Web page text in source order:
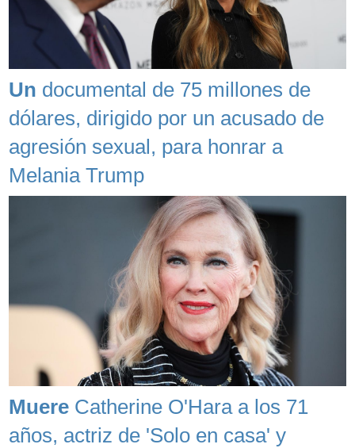
Un documental de 75 millones de
dólares, dirigido por un acusado de
agresión sexual, para honrar a
Melania Trump
Muere Catherine O'Hara a los 71
años, actriz de 'Solo en casa' y